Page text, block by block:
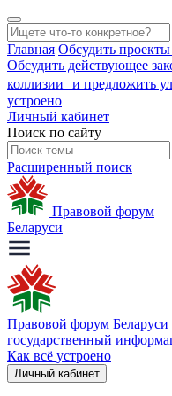
Главная Обсудить
Обсудить действующее
коллизии и предложить
устроено
Личный кабинет
Поиск по сайту
Расширенный поиск
Правовой форум
Беларуси
Правовой форум Беларуси
государственный
Как всё устроено
Личный кабинет